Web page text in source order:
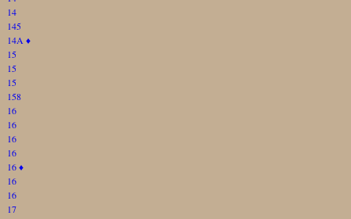
14
145
14A ♦
15
15
15
158
16
16
16
16
16♦
16
16
17